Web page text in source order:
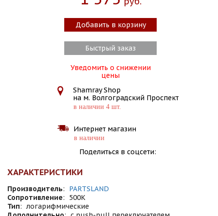
Добавить в корзину
Быстрый заказ
Уведомить о снижении
цены
Shamray Shop
на м. Волгоградский Проспект
в наличии 4 шт.
Интернет магазин
в наличии
Поделиться в соцсети:
ХАРАКТЕРИСТИКИ
Производитель:
PARTSLAND
Сопротивление:
500K
Тип: логарифмические